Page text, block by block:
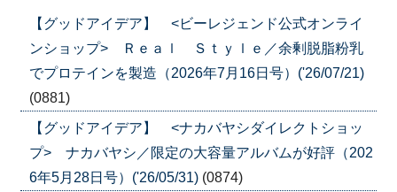
【グッドアイデア】 <ビーレジェンド公式オンライ
ンショップ> Ｒｅａｌ Ｓｔｙｌｅ／余剰脱脂粉乳
でプロテインを製造（2026年7月16日号）('26/07/21)
(0881)
【グッドアイデア】 <ナカバヤシダイレクトショッ
プ> ナカバヤシ／限定の大容量アルバムが好評（202
6年5月28日号）('26/05/31) (0874)